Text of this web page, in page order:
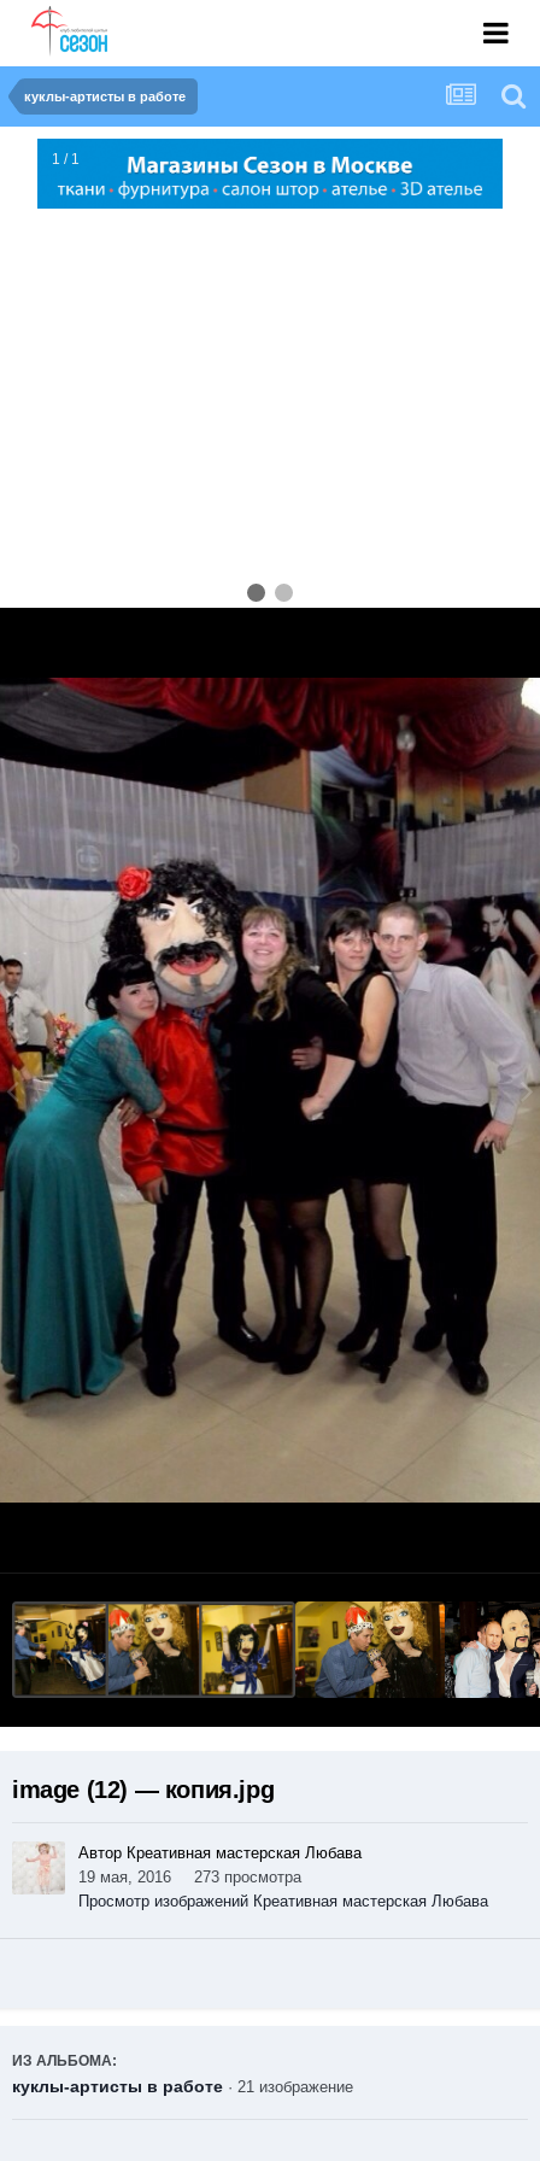
куклы-артисты в работе
1 / 1
image (12) — копия.jpg
Автор Креативная мастерская Любава
19 мая, 2016
273 просмотра
Просмотр изображений Креативная мастерская Любава
ИЗ АЛЬБОМА:
куклы-артисты в работе · 21 изображение